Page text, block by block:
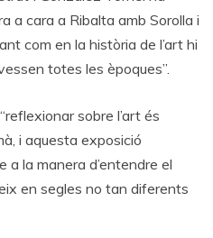
a cara a Ribalta amb Sorolla i
com en la història de l’art hi
totes les èpoques”.
sobre l’art és
i aquesta exposició
la manera d’entendre el
en segles no tan diferents